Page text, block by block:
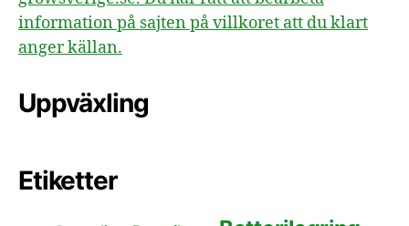
information på sajten på villkoret att du klart
anger källan.
Uppväxling
Etiketter